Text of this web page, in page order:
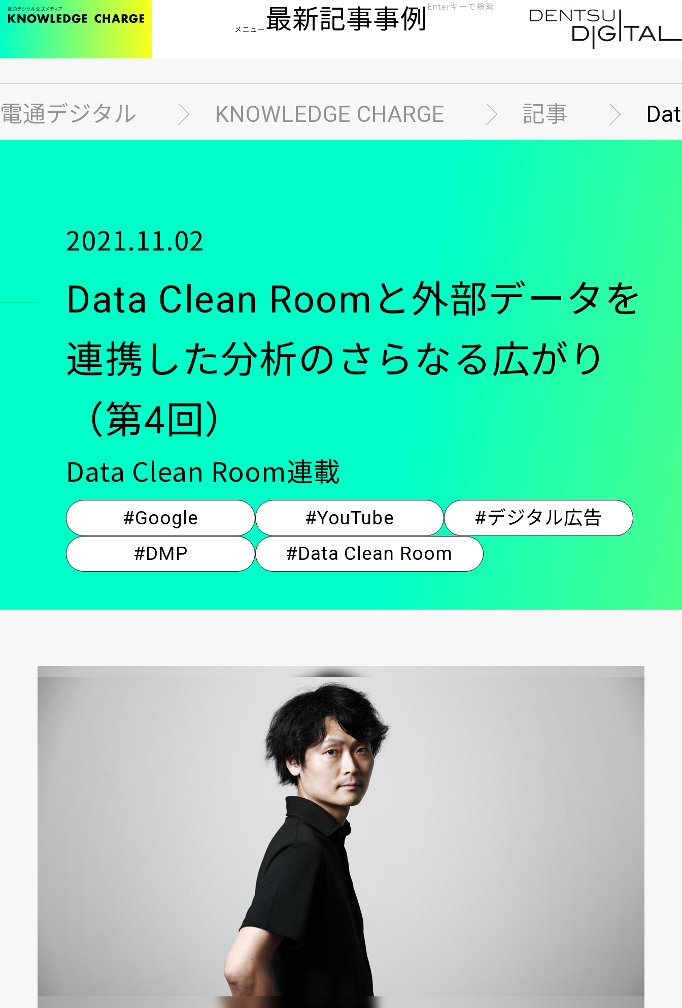
メ
イ
ン
コ
ツ
メニュー [KC]
ヘ
ッ
-
メ
ン
最新記事事例
検
索
電通デジタル KNOWLEDGE CHARGE 記事
Data Clean Roomと外部データを
連携した分析のさらなる広がり
（第4回）
Data Clean Room連載
2021.11.02
#Google #YouTube
#デジタル広告
#DMP
#Data Clean Room